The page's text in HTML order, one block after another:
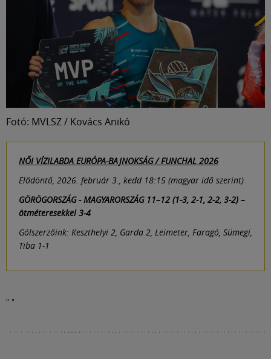
Fotó: MVLSZ / Kovács Anikó
NŐI VÍZILABDA EURÓPA-BAJNOKSÁG / FUNCHAL 2026
Elődöntő, 2026. február 3., kedd 18:15 (magyar idő szerint)
GÖRÖGORSZÁG - MAGYARORSZÁG 11–12 (1-3, 2-1, 2-2, 3-2) –
ötméteresekkel 3-4
Gólszerzőink: Keszthelyi 2, Garda 2, Leimeter, Faragó, Sümegi,
Tiba 1-1
" "